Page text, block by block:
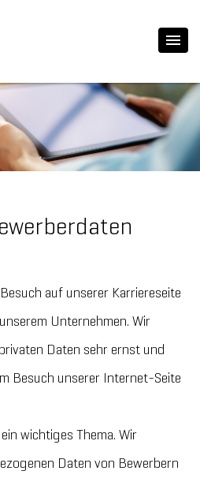
auf unserer Karriereseite
Unternehmen. Wir
Daten sehr ernst und
Besuch unserer Internet-Seite
wichtiges Thema. Wir
Daten von Bewerbern